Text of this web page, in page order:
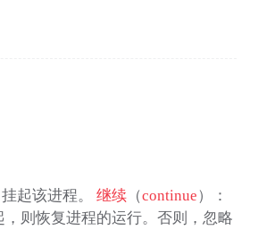
起该进程。 继续（continue）：
则恢复进程的运行。否则，忽略